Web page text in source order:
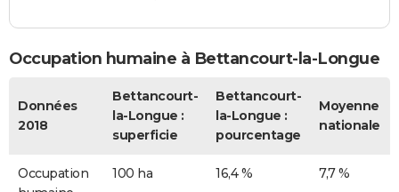
Occupation humaine à Bettancourt-la-Longue
Données
2018
Bettancourt-
la-Longue :
superficie
Bettancourt-
la-Longue :
pourcentage
Moyenne
nationale
Occupation
100 ha 16,4 % 7,7 %